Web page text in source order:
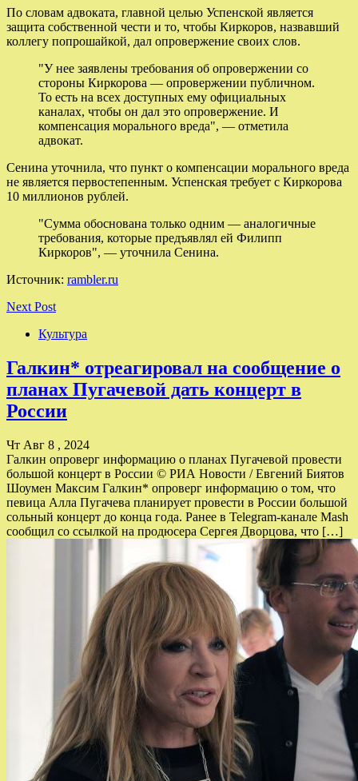
По словам адвоката, главной целью Успенской является
защита собственной чести и то, чтобы Киркоров, назвавший
коллегу попрошайкой, дал опровержение своих слов.
"У нее заявлены требования об опровержении со
стороны Киркорова — опровержении публичном.
То есть на всех доступных ему официальных
каналах, чтобы он дал это опровержение. И
компенсация морального вреда", — отметила
адвокат.
Сенина уточнила, что пункт о компенсации морального вреда
не является первостепенным. Успенская требует с Киркорова
10 миллионов рублей.
"Сумма обоснована только одним — аналогичные
требования, которые предъявлял ей Филипп
Киркоров", — уточнила Сенина.
Источник: rambler.ru
Next Post
Культура
Галкин* отреагировал на сообщение о
планах Пугачевой дать концерт в
России
Чт Авг 8 , 2024
Галкин опроверг информацию о планах Пугачевой провести
большой концерт в России © РИА Новости / Евгений Биятов
Шоумен Максим Галкин* опроверг информацию о том, что
певица Алла Пугачева планирует провести в России большой
сольный концерт до конца года. Ранее в Telegram-канале Mash
сообщил со ссылкой на продюсера Сергея Дворцова, что […]